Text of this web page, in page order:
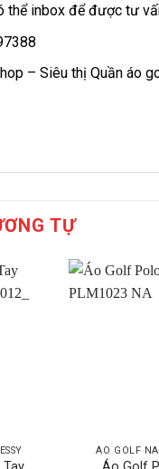
thể inbox để được tư
– Siêu thị Quần áo
TỰ
ÁO GOLF